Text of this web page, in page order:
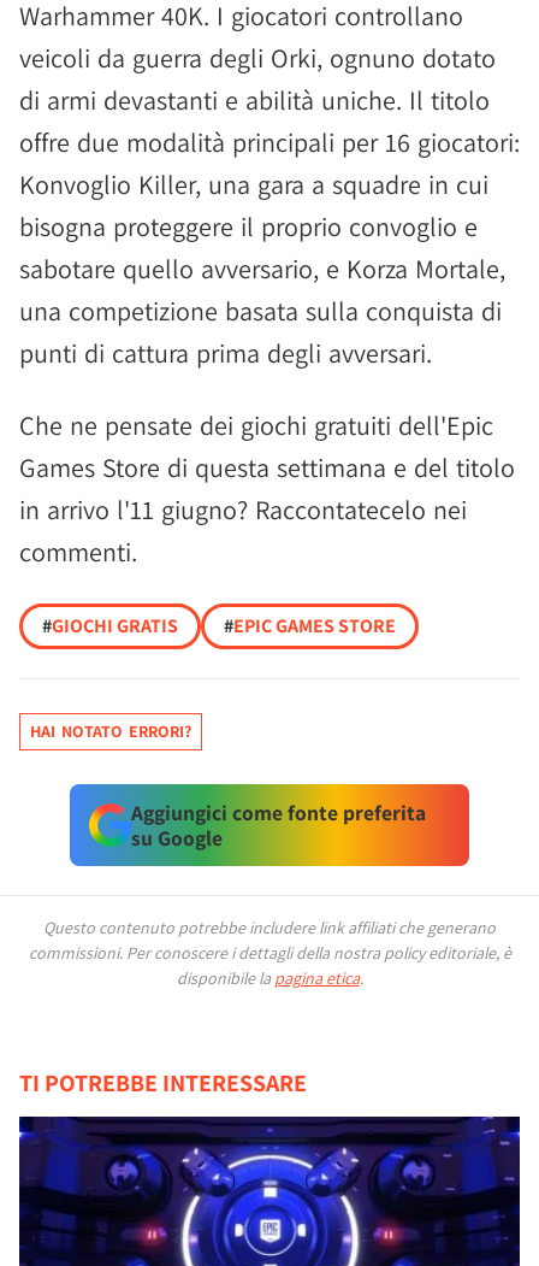
Warhammer 40K. I giocatori controllano
veicoli da guerra degli Orki, ognuno dotato
di armi devastanti e abilità uniche. Il titolo
offre due modalità principali per 16 giocatori:
Konvoglio Killer, una gara a squadre in cui
bisogna proteggere il proprio convoglio e
sabotare quello avversario, e Korza Mortale,
una competizione basata sulla conquista di
punti di cattura prima degli avversari.
Che ne pensate dei giochi gratuiti dell'Epic
Games Store di questa settimana e del titolo
in arrivo l'11 giugno? Raccontatecelo nei
commenti.
#GIOCHI GRATIS #EPIC GAMES STORE
HAI NOTATO ERRORI?
Aggiungici come fonte preferita
su Google
Questo contenuto potrebbe includere link affiliati che generano
commissioni. Per conoscere i dettagli della nostra policy editoriale, è
disponibile la pagina etica.
TI POTREBBE INTERESSARE